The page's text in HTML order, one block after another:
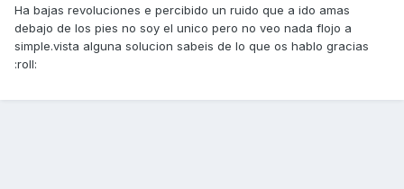
Ha bajas revoluciones e percibido un ruido que a ido amas
debajo de los pies no soy el unico pero no veo nada flojo a
simple.vista alguna solucion sabeis de lo que os hablo gracias
:roll: